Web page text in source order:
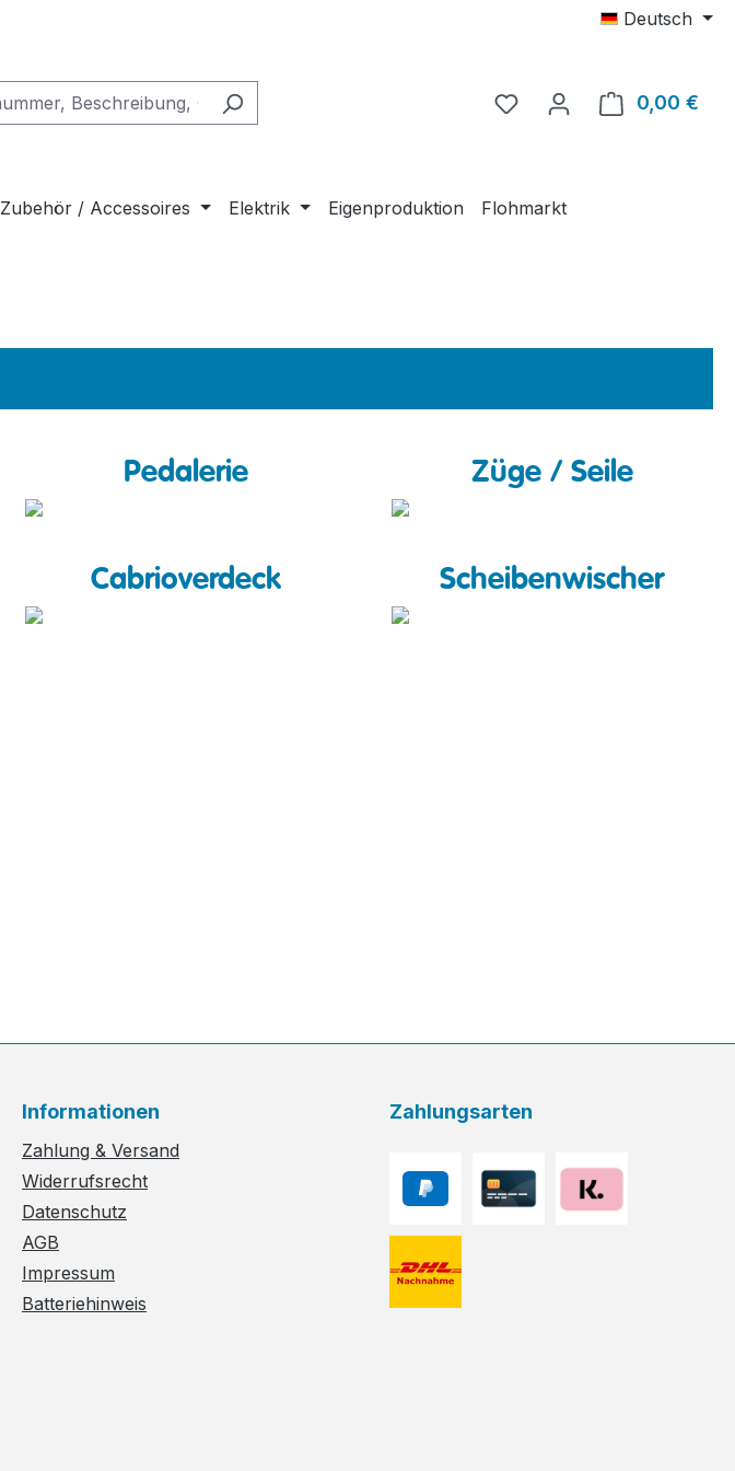
Deutsch
0,00 €
Zubehör / Accessoires Elektrik Eigenproduktion Flohmarkt
Pedalerie Züge / Seile
Cabrioverdeck Scheibenwischer
Informationen
Zahlung & Versand
Widerrufsrecht
Datenschutz
AGB
Impressum
Batteriehinweis
Zahlungsarten